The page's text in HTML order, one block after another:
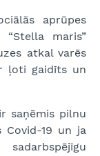
aprūpes
“Stella maris”
atkal varēs
ļoti gaidīts un
saņēmis pilnu
Covid-19 un ja